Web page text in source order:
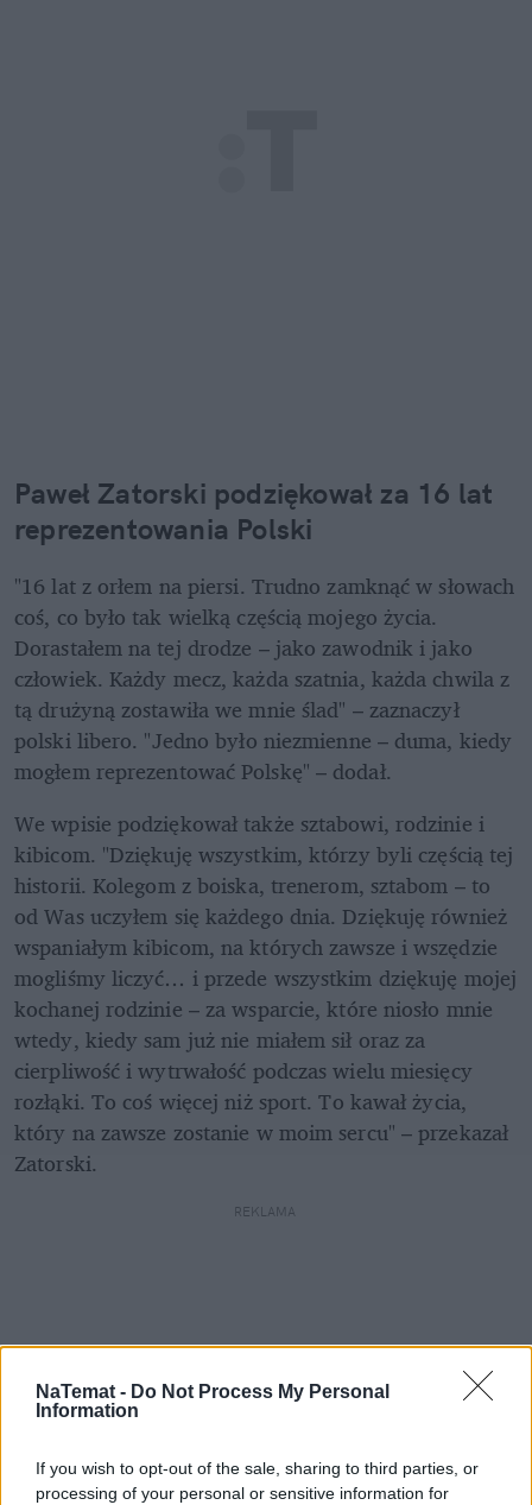
NaTemat - Do Not Process My Personal
Information
If you wish to opt-out of the sale, sharing to third parties, or
processing of your personal or sensitive information for
Paweł Zatorski podziękował za 16 lat
reprezentowania Polski
"16 lat z orłem na piersi. Trudno zamknąć w słowach
coś, co było tak wielką częścią mojego życia.
Dorastałem na tej drodze – jako zawodnik i jako
człowiek. Każdy mecz, każda szatnia, każda chwila z
tą drużyną zostawiła we mnie ślad" – zaznaczył
polski libero. "Jedno było niezmienne – duma, kiedy
mogłem reprezentować Polskę" – dodał.
We wpisie podziękował także sztabowi, rodzinie i
kibicom. "Dziękuję wszystkim, którzy byli częścią tej
historii. Kolegom z boiska, trenerom, sztabom – to
od Was uczyłem się każdego dnia. Dziękuję również
wspaniałym kibicom, na których zawsze i wszędzie
mogliśmy liczyć… i przede wszystkim dziękuję mojej
kochanej rodzinie – za wsparcie, które niosło mnie
wtedy, kiedy sam już nie miałem sił oraz za
cierpliwość i wytrwałość podczas wielu miesięcy
rozłąki. To coś więcej niż sport. To kawał życia,
który na zawsze zostanie w moim sercu" – przekazał
Zatorski.
REKLAMA